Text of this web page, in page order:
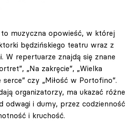
muzyczna opowieść, w której
będzińskiego teatru wraz z
W repertuarze znajdą się znane
„Na zakręcie”, „Wielka
serce” czy „Miłość w Portofino”.
organizatorzy, ma ukazać różne
odwagi i dumy, przez codzienność
i kruchość.